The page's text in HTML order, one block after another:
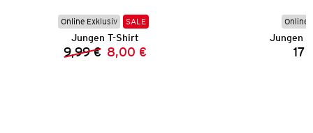
Online Exklusiv SALE
Jungen T-Shirt
Vorheriger Preis:
9,99 € Neuer Preis:
8,00 €
Online
Jungen